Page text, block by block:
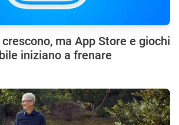
ma App Store e giochi
iniziano a frenare